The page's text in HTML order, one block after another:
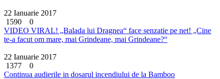
22 Ianuarie 2017
1590
0
VIDEO VIRAL! „Balada lui Dragnea“ face senzatie pe net! „Cine
te-a facut om mare, mai Grindeane, mai Grindeane?“
22 Ianuarie 2017
1377
0
Continua audierile in dosarul incendiului de la Bamboo